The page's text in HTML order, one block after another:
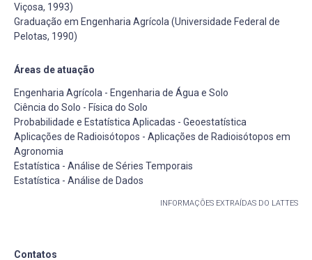
Viçosa, 1993)
Graduação em Engenharia Agrícola (Universidade Federal de
Pelotas, 1990)
Áreas de atuação
Engenharia Agrícola - Engenharia de Água e Solo
Ciência do Solo - Física do Solo
Probabilidade e Estatística Aplicadas - Geoestatística
Aplicações de Radioisótopos - Aplicações de Radioisótopos em
Agronomia
Estatística - Análise de Séries Temporais
Estatística - Análise de Dados
INFORMAÇÕES EXTRAÍDAS DO LATTES
Contatos